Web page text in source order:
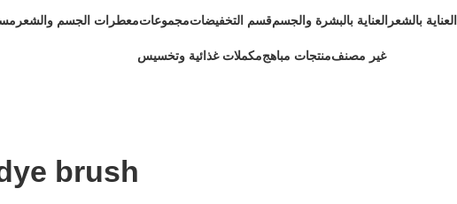
العناية بالشعر العناية بالبشرة والجسمقسم التخفيضاتمجموعاتمعطرات الجسم والشعر
غير مصنفمنتجات مباهجمكملات غذائية وتخسيس
brush